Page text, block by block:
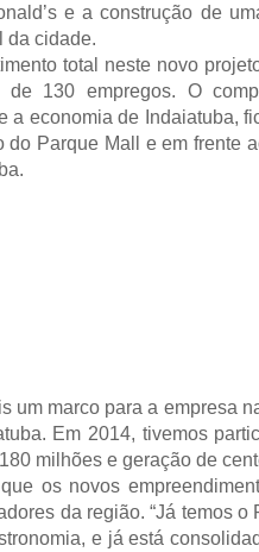
e a construção de
da cidade.
total neste novo
de 130 empregos. O
a economia de Indaiatuba,
do Parque Mall e em frente
marco para a empresa
Em 2014, tivemos
milhões e geração de
os novos
da região. “Já temos
e já está